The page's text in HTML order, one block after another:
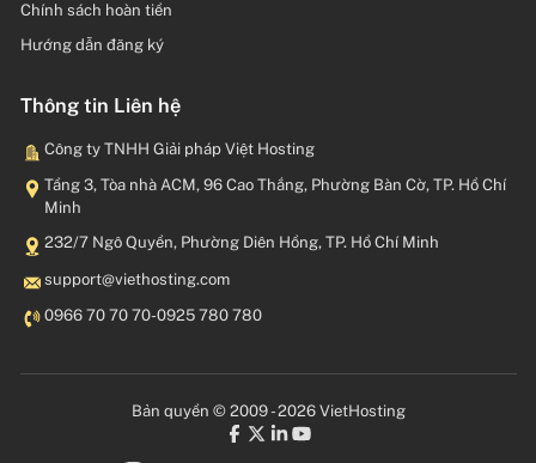
Chính sách hoàn tiền
Hướng dẫn đăng ký
Thông tin Liên hệ
Công ty TNHH Giải pháp Việt Hosting
Tầng 3, Tòa nhà ACM, 96 Cao Thắng, Phường Bàn Cờ, TP. Hồ Chí
Minh
232/7 Ngô Quyền, Phường Diên Hồng, TP. Hồ Chí Minh
moc.gnitsohteiv@troppus
0966 70 70 70-0925 780 780
Bản quyền © 2009 - 2026 VietHosting